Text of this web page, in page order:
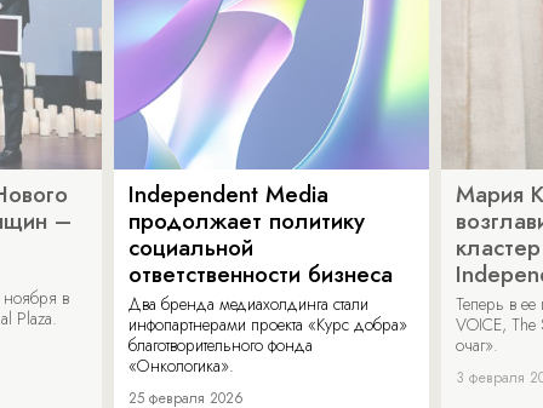
–
ноября в
Plaza.
Independent Media
продолжает политику
социальной
ответственности бизнеса
Два бренда медиахолдинга стали
инфопартнерами проекта «Курс добра»
благотворительного фонда
«Онкологика».
25 февраля 2026
Мария
Теперь в
VOICE,
очаг».
3 февраля